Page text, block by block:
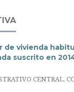
de vivienda
suscrito en
CENTRAL.